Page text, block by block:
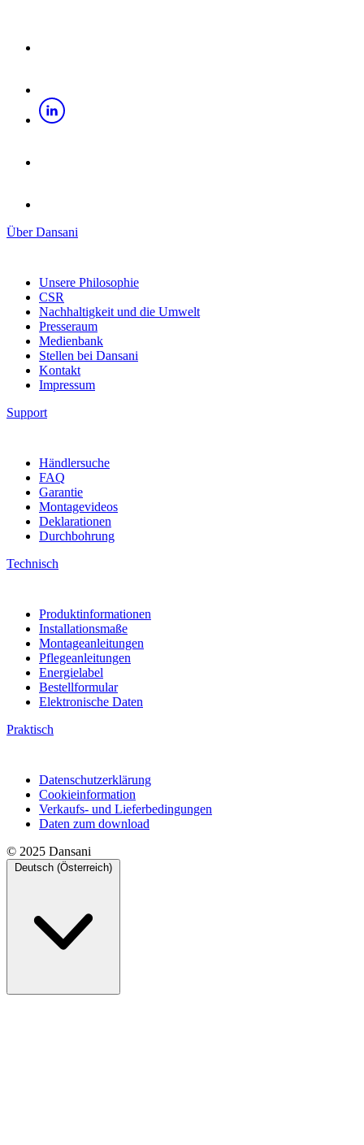
Über Dansani
Unsere Philosophie
CSR
Nachhaltigkeit und die Umwelt
Presseraum
Medienbank
Stellen bei Dansani
Kontakt
Impressum
Support
Händlersuche
FAQ
Garantie
Montagevideos
Deklarationen
Durchbohrung
Technisch
Produktinformationen
Installationsmaße
Montageanleitungen
Pflegeanleitungen
Energielabel
Bestellformular
Elektronische Daten
Praktisch
Datenschutzerklärung
Cookieinformation
Verkaufs- und Lieferbedingungen
Daten zum download
© 2025 Dansani
Deutsch (Österreich)